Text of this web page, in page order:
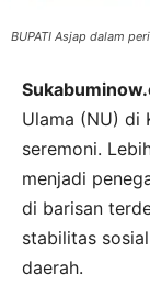
BUPATI Asjap dalam
Ulama (NU) di
seremoni.
menjadi
di barisan
stabilitas
daerah.